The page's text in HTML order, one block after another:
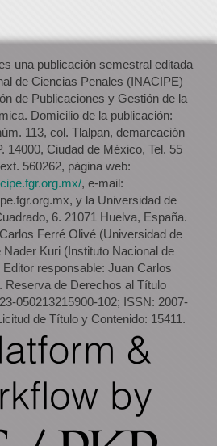
una publicación semestral editada
de Ciencias Penales (INACIPE)
de Publicaciones y Gestión de la
Domicilio de la publicación:
113, col. Tlalpan, demarcación
14000, Ciudad de México, Tel. 55
560262, página web:
, e-mail:
y la Universidad de
6. 21071 Huelva, España.
Ferré Olivé (Universidad de
Kuri (Instituto Nacional de
responsable: Juan Carlos
Reserva de Derechos al Título
050213215900-102; ISSN: 2007-
de Título y Contenido: 15411.